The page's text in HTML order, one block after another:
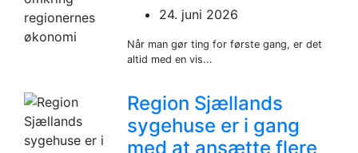
24. juni 2026
Når man gør ting for første gang, er det
altid med en vis...
Region Sjællands
sygehuse er i gang
med at ansætte flere